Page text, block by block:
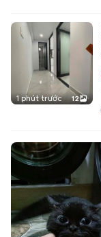
1 phút trước 12